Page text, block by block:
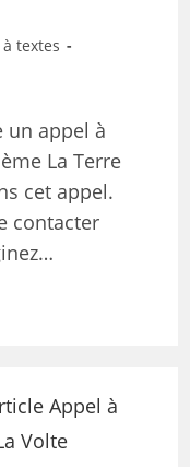
textes
un appel à
La Terre
cet appel.
contacter